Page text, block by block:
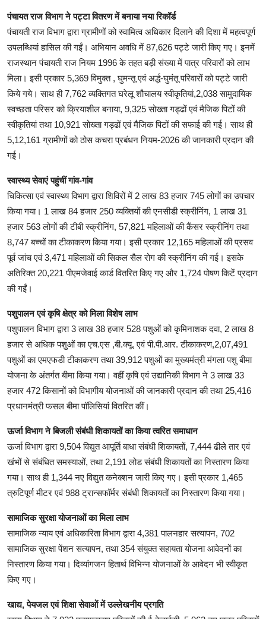
पंचायत राज विभाग ने पट्टा वितरण में बनाया नया रिकॉर्ड
पंचायती राज विभाग द्वारा ग्रामीणों को स्वामित्व अधिकार दिलाने की दिशा में महत्वपूर्ण
उपलब्धियां हासिल की गईं। अभियान अवधि में 87,626 पट्टे जारी किए गए। इनमें
राजस्थान पंचायती राज नियम 1996 के तहत बड़ी संख्या में पात्र परिवारों को लाभ
मिला। इसी प्रकार 5,369 विमुक्त , घुमन्तू एवं अर्द्ध-घुमंतू परिवारों को पट्टे जारी
किये गये। साथ ही 7,762 व्यक्तिगत घरेलू शौचालय स्वीकृतियां,2,038 सामुदायिक
स्वच्छता परिसर को ​क्रियाशील बनाया, 9,325 सोख्ता गड्ढों एवं मैजिक पिटों की
स्वीकृतियां तथा 10,921 सोख्ता गड्ढों एवं मैजिक पिटों की सफाई की गई। साथ ही
5,12,161 ग्रामीणों को ठोस कचरा प्रबंधन नियम-2026 की जानकारी प्रदान की
गई।
स्वास्थ्य सेवाएं पहुंचीं गांव-गांव
चिकित्सा एवं स्वास्थ्य विभाग द्वारा शिविरों में 2 लाख 83 हजार 745 लोगों का उपचार
किया गया। 1 लाख 84 हजार 250 व्यक्तियों की एनसीडी स्क्रीनिंग, 1 लाख 31
हजार 563 लोगों की टीबी स्क्रीनिंग, 57,821 महिलाओं की कैंसर स्क्रीनिंग तथा
8,747 बच्चों का टीकाकरण किया गया। इसी प्रकार 12,165 महिलाओं की प्रसव
पूर्व जांच एवं 3,471 महिलाओं की ​सिकल सैल रोग की स्क्रीनिंग की गई। इसके
अतिरिक्त 20,221 पीएमजेवाई कार्ड वितरित किए गए और 1,724 पोषण किटें प्रदान
की गईं।
पशुपालन एवं कृषि क्षेत्र को मिला विशेष लाभ
पशुपालन विभाग द्वारा 3 लाख 38 हजार 528 पशुओं को कृमिनाशक दवा, 2 लाख 8
हजार से अधिक पशुओं का एच.एस ,बी.क्यू. एवं पी.पी.आर. टीकाकरण,2,07,491
पशुओं का एमएफडी टीकाकरण तथा 39,912 पशुओं का मुख्यमंत्री मंगला पशु बीमा
योजना के अंतर्गत बीमा किया गया। वहीं कृषि एवं उद्यानिकी विभाग ने 3 लाख 33
हजार 472 किसानों को विभागीय योजनाओं की जानकारी प्रदान की तथा 25,416
प्रधानमंत्री फसल बीमा पॉलिसियां वितरित कीं।
ऊर्जा विभाग ने बिजली संबंधी शिकायतों का किया त्वरित समाधान
ऊर्जा विभाग द्वारा 9,504 विद्युत आपूर्ति बाधा संबंधी शिकायतों, 7,444 ढीले तार एवं
खंभों से संबंधित समस्याओं, तथा 2,191 लोड संबंधी शिकायतों का निस्तारण किया
गया। साथ ही 1,344 नए विद्युत कनेक्शन जारी किए गए। इसी प्रकार 1,465
त्रुटिपूर्ण मीटर एवं 988 ट्रान्सफॉर्मर संबंधी शिकायतों का निस्तारण किया गया।
सामाजिक सुरक्षा योजनाओं का मिला लाभ
सामाजिक न्याय एवं अधिकारिता विभाग द्वारा 4,381 पालनहार सत्यापन, 702
सामाजिक सुरक्षा पेंशन सत्यापन, तथा 354 संयुक्त सहायता योजना आवेदनों का
निस्तारण किया गया। दिव्यांगजन हितार्थ विभिन्न योजनाओं के आवेदन भी स्वीकृत
किए गए।
खाद्य, पेयजल एवं शिक्षा सेवाओं में उल्लेखनीय प्रगति